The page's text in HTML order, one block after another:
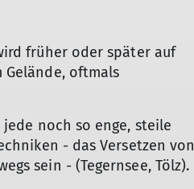
früher oder später auf
oftmals
noch so enge, steile
- das Versetzen von
sein - (Tegernsee, Tölz).